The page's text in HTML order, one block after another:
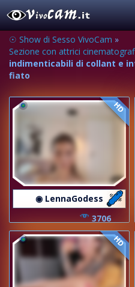
☉ Show di Sesso VivoCam »
Sezione con attrici
indimenticabili di collant e
fiato
HD
◉ LennaGodess
3706
HD